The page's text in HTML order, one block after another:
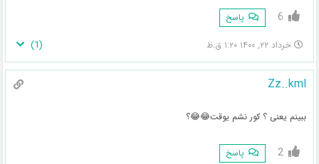
6 پاسخ
خرداد ۲۲, ۱۴۰۰ ۱:۲۰ ق.ظ (
1
)
Zz..kml
ببینم یعنی ؟ کور نشم یوقت😂😂؟
2 پاسخ